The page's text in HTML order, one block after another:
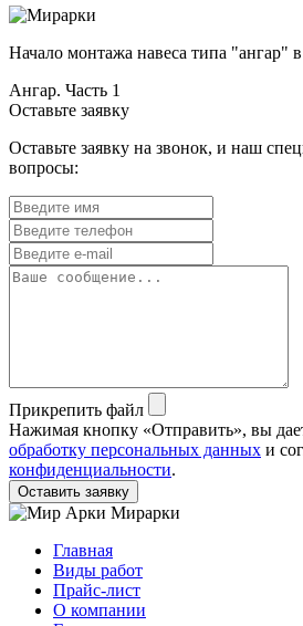
Начало монтажа навеса типа "ангар"
Ангар. Часть 1
Оставьте заявку
Оставьте заявку на звонок, и наш
вопросы:
Прикрепить файл
Нажимая кнопку «Отправить», вы
обработку персональных данных и
конфиденциальности.
Мирарки
Главная
Виды работ
Прайс-лист
О компании